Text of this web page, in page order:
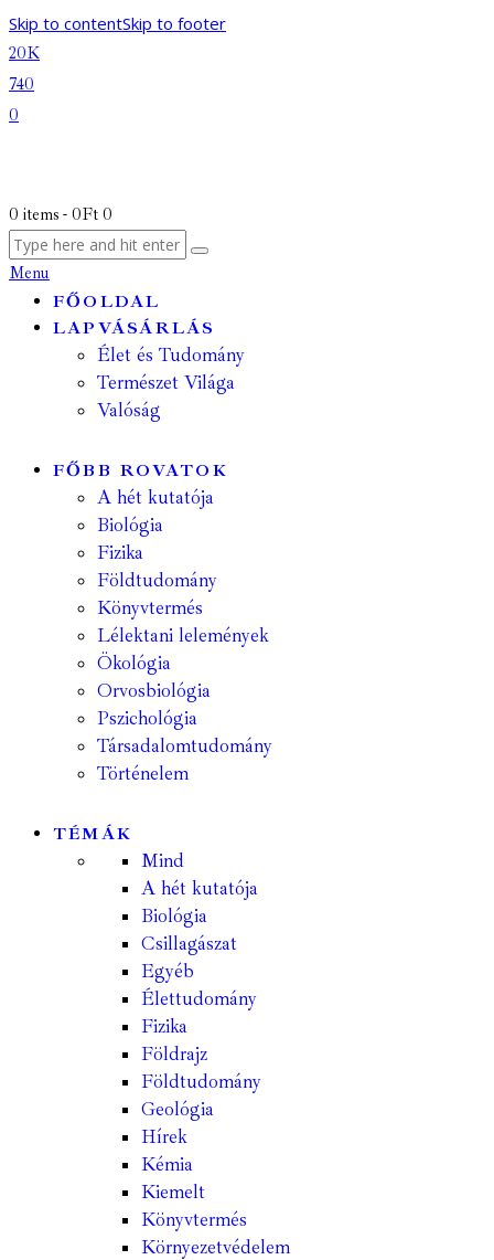
Skip to contentSkip to footer
20K
740
0
0 items - 0Ft 0
Menu
FŐOLDAL
LAPVÁSÁRLÁS
Élet és Tudomány
Természet Világa
Valóság
FŐBB ROVATOK
A hét kutatója
Biológia
Fizika
Földtudomány
Könyvtermés
Lélektani lelemények
Ökológia
Orvosbiológia
Pszichológia
Társadalomtudomány
Történelem
TÉMÁK
Mind
A hét kutatója
Biológia
Csillagászat
Egyéb
Élettudomány
Fizika
Földrajz
Földtudomány
Geológia
Hírek
Kémia
Kiemelt
Könyvtermés
Környezetvédelem